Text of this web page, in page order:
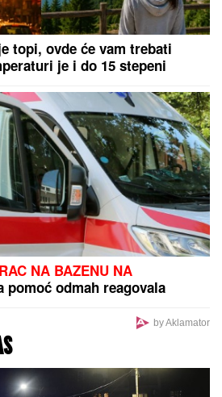
LjULjALI SU SE LUSTERI U
zemljotres pogodio Filipine
ženu, napravio dete
razveo se, a voditeljka ga
osudila: "Teško je,
od toga"
DAR-MAR! Tenzije
rat, pa usledio OBRT